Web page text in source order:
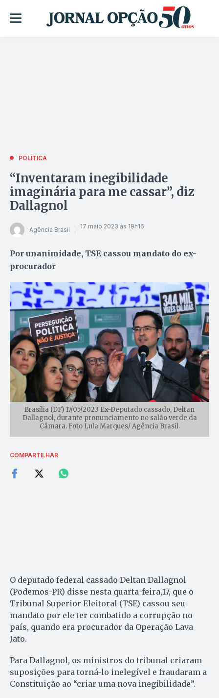
POLÍTICA
“Inventaram inegibilidade
imaginária para me cassar”, diz
Dallagnol
Agência Brasil 17 maio 2023 às 19h16
Por unanimidade, TSE cassou mandato do ex-
procurador
Brasília (DF) 17/05/2023 Ex-Deputado cassado, Deltan
Dallagnol, durante pronunciamento no salão verde da
Câmara. Foto Lula Marques/ Agência Brasil.
COMPARTILHAR
O deputado federal cassado Deltan Dallagnol
(Podemos-PR) disse nesta quarta-feira,17, que o
Tribunal Superior Eleitoral (TSE) cassou seu
mandato por ele ter combatido a corrupção no
país, quando era procurador da Operação Lava
Jato.
Para Dallagnol, os ministros do tribunal criaram
suposições para torná-lo inelegível e fraudaram a
Constituição ao “criar uma nova inegibilidade”.